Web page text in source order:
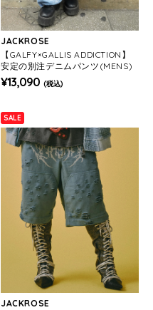
JACKROSE
【GALFY×GALLIS ADDICTION】
安定の別注デニムパンツ(MENS)
¥13,090 (税込)
SALE
JACKROSE